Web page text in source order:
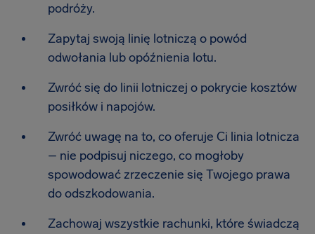
podróży.
Zapytaj swoją linię lotniczą o powód
odwołania lub opóźnienia lotu.
Zwróć się do linii lotniczej o pokrycie kosztów
posiłków i napojów.
Zwróć uwagę na to, co oferuje Ci linia lotnicza
– nie podpisuj niczego, co mogłoby
spowodować zrzeczenie się Twojego prawa
do odszkodowania.
Zachowaj wszystkie rachunki, które świadczą